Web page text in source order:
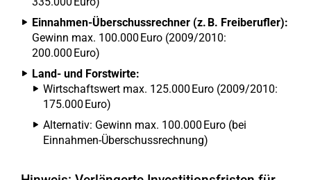
Einnahmen-Überschussrechner (z. B. Freiberufler):
Gewinn max. 100.000 Euro (2009/2010:
200.000 Euro)
Land- und Forstwirte:
Wirtschaftswert max. 125.000 Euro (2009/2010:
175.000 Euro)
Alternativ: Gewinn max. 100.000 Euro (bei
Einnahmen-Überschussrechnung)